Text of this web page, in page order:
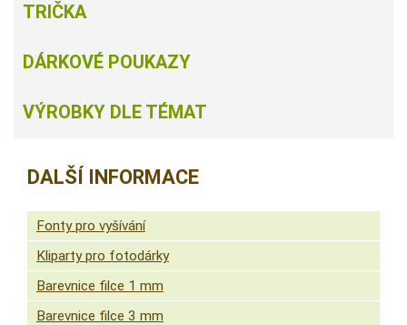
TRIČKA
DÁRKOVÉ POUKAZY
VÝROBKY DLE TÉMAT
DALŠÍ INFORMACE
Fonty pro vyšívání
Kliparty pro fotodárky
Barevnice filce 1 mm
Barevnice filce 3 mm